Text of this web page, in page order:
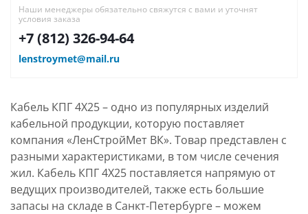
Наши менеджеры обязательно свяжутся с вами и уточнят
условия заказа
+7 (812) 326-94-64
lenstroymet@mail.ru
Кабель КПГ 4Х25 – одно из популярных изделий
кабельной продукции, которую поставляет
компания «ЛенСтройМет ВК». Товар представлен с
разными характеристиками, в том числе сечения
жил. Кабель КПГ 4Х25 поставляется напрямую от
ведущих производителей, также есть большие
запасы на складе в Санкт-Петербурге – можем